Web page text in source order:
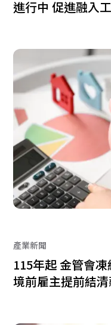
進行中 促進融入
產業新聞
115年起 金管會
境前雇主提前結